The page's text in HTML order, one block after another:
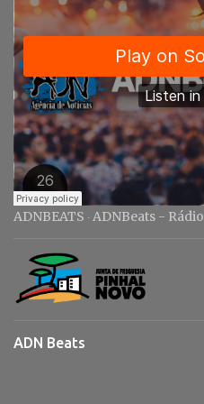
ADNBEATS · ADNBeats - Rádio
ADN Beats